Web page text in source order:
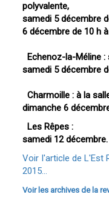
polyvalente,
samedi 5 décembre
6 décembre de 10 h
Echenoz-la-Méline :
samedi 5 décembre
Charmoille : à la
dimanche 6
Les Rêpes :
samedi 12 décembre.
Voir l'article de L'Est
2015...
Voir les archives de la